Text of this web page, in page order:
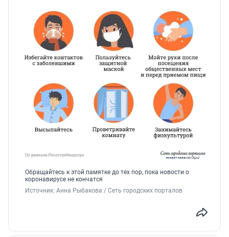
Обращайтесь к этой памятке до тех пор, пока новости о
коронавирусе не кончатся
Источник: Анна Рыбакова / Сеть городских порталов